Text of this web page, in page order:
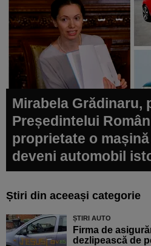
Mirabela Grădinaru,
Președintelui
proprietate o
deveni automobil
Știri din aceeași categorie
ȘTIRI AUTO
Firma de
dezlipească de